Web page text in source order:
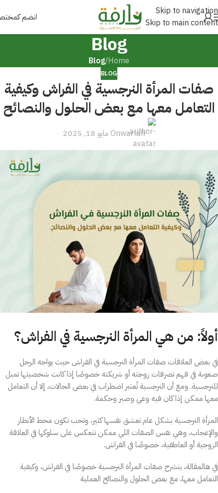
Skip to navigation
Skip to main content
انضم
Blog
Home
/
Blog
BLOG
صفات المرأة النرجسية في الفراش وكيفية
التعامل معها مع بعض الحلول والنصائح
warfahOn مايو 18, 2025
أولاً: من هي المرأة النرجسية في الفراش؟
في بعض العلاقات صفات المرأة النرجسية في الفراش حيث يواجه الرجل
صعوبة في فهم تصرفات زوجته أو شريكته خصوصًا إذا كانت شخصيتها تميل
للنرجسية. ومع أن النرجسية تُعتبر اضطراب في بعض الحالات، إلا أن التعامل
معها ممكن إذا كان فيه وعي وصبر وحكمة.
المرأة النرجسية بشكل عام تعشق نفسها كثير، وتحب تكون محط الأنظار
والإعجاب، وهي نفس الصفات اللي ممكن تنعكس على سلوكها في العلاقة
الزوجية أو العاطفية، خصوصًا في الفراش.
في هالمقالة، بنشرح صفات المرأة النرجسية خصوصًا في الفراش، وكيفية
التعامل معها، مع بعض الحلول والنصائح العملية